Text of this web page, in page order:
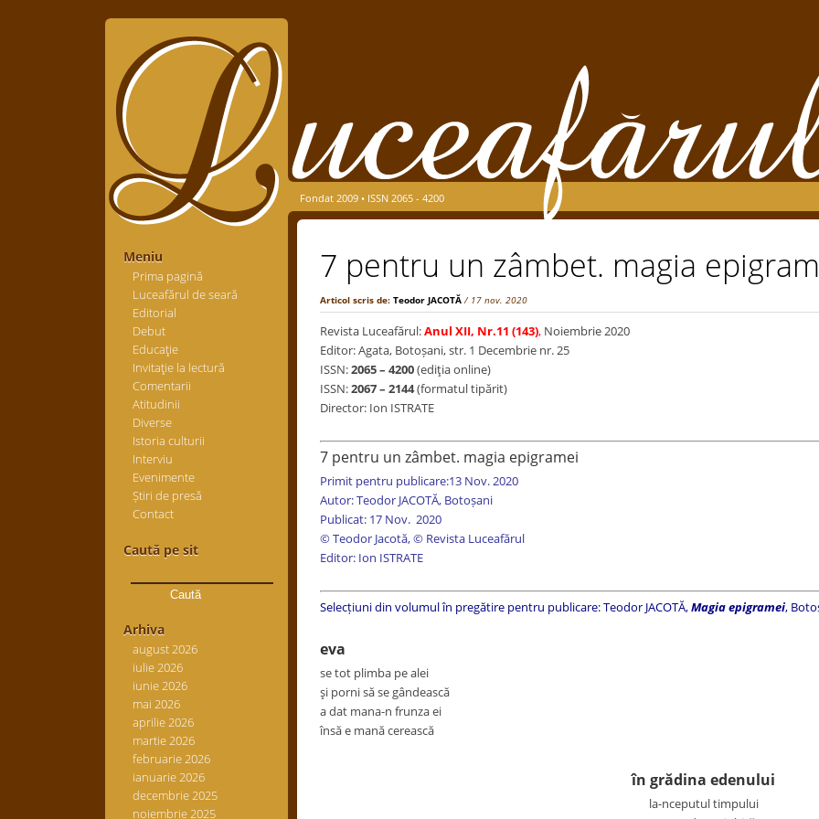
Meniu
Prima pagină
Luceafărul de seară
Editorial
Debut
Educaţie
Invitaţie la lectură
Comentarii
Atitudinii
Diverse
Istoria culturii
Interviu
Evenimente
Știri de presă
Contact
Caută pe sit
după:
Arhiva
august 2026
iulie 2026
iunie 2026
mai 2026
aprilie 2026
martie 2026
februarie 2026
ianuarie 2026
decembrie 2025
noiembrie 2025
Fondat 2009 • ISSN 2065 - 4200
7 pentru un zâmbet. magia
Articol scris de: Teodor JACOTĂ / 17 nov. 2020
Revista Luceafărul:Anul XII, Nr.11 (143),Noiembrie 2020
Editor: Agata, Botoșani, str. 1 Decembrie nr. 25
ISSN:2065 – 4200(ediţia online)
ISSN:2067 – 2144(formatul tipărit)
Director: Ion ISTRATE
7 pentru un zâmbet. magia epigramei
Primit pentru publicare:13 Nov. 2020
Autor: Teodor JACOTĂ, Botoșani
Publicat: 17 Nov. 2020
© Teodor Jacotă, © Revista Luceafărul
Editor: Ion ISTRATE
Selecțiuni din volumul în pregătire pentru publicare: Teodor JACOTĂ,Magia epigramei,
eva
se tot plimba pe alei
şi porni să se gândească
a dat mana-n frunza ei
însă e mană cerească
în grădina edenului
la-nceputul timpului